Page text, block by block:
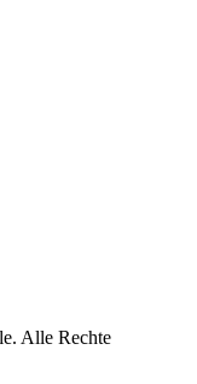
Alle Rechte